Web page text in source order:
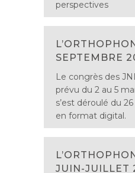
perspectives
SEPTEMBRE
Le congrès des
prévu du 2 au 5
s’est déroulé du
en format digital.
JUIN-JUILLET